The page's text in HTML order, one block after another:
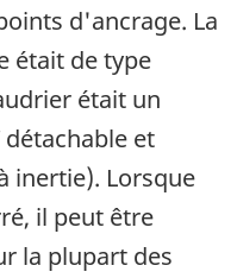
d'ancrage. La
était de type
était un
et
inertie). Lorsque
il peut être
la plupart des